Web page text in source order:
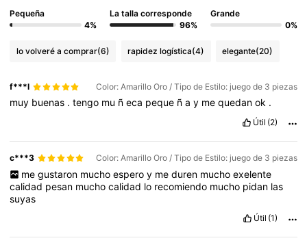
Pequeña
4%
La talla corresponde
96%
Grande
0%
lo volveré a comprar(6) rapidez logística(4) elegante(20)
f***l Color: Amarillo Oro / Tipo de Estilo: juego de 3 piezas
muy buenas .tengo mu ñeca peque ñay mequedanok .
Útil (2)
c***3 Color: Amarillo Oro / Tipo de Estilo: juego de 3 piezas
me gustaron mucho espero y me duren mucho exelente
calidad pesan muchocalidad lo recomiendo mucho pidan las
suyas
Útil (1)